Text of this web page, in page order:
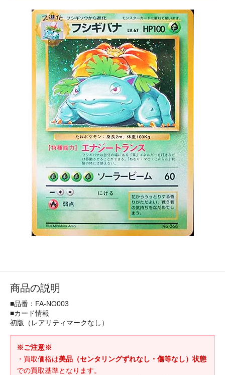
商品の説明
■品番：FA-NO003
■カード情報
初版（レアリティマークなし）
※ご注意※
・買取価格は美品（センタリングずれなし・傷等なし）状態
での買取基準となります。